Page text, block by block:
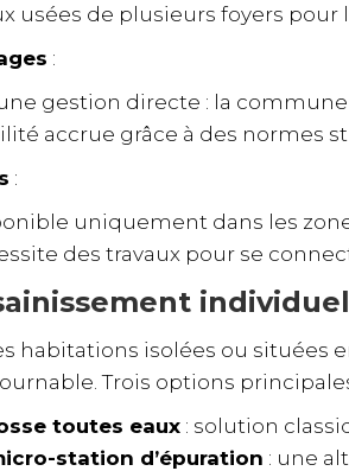
usées de plusieurs foyers pour
:
gestion directe : la
accrue grâce à des normes
:
uniquement dans les
des travaux pour se
habitations isolées ou situées
Trois options
toutes eaux : solution
station d’épuration : une